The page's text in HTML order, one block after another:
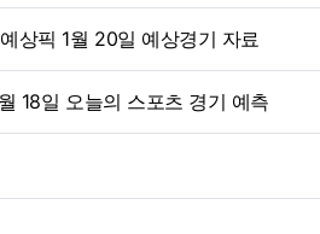
상픽 1월 20일 예상경기 자료
18일 오늘의 스포츠 경기 예측